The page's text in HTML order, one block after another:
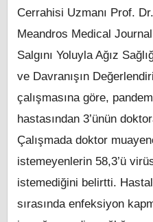
Cerrahisi Uzmanı Prof.
Meandros Medical
Salgını Yoluyla Ağız
ve Davranışın
çalışmasına göre,
hastasından 3’ünün
Çalışmada doktor
istemeyenlerin 58,3’ü
istemediğini belirtti.
sırasında enfeksiyon